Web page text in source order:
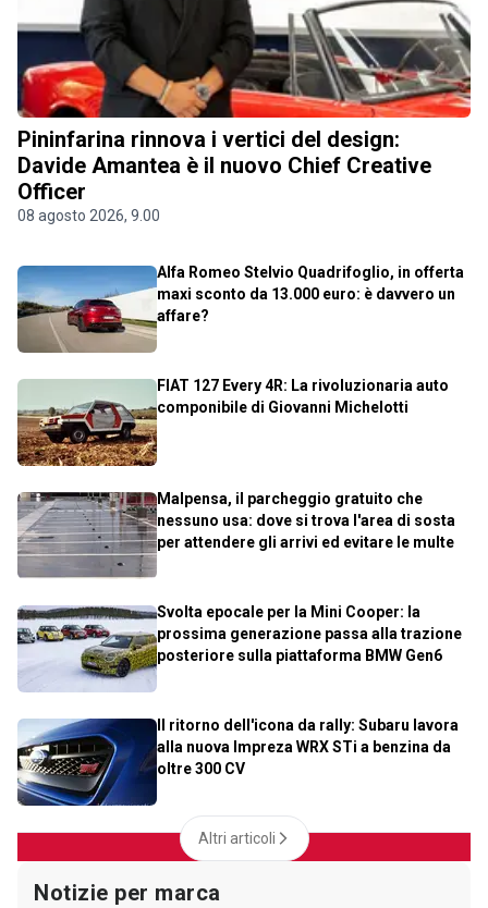
Pininfarina rinnova i vertici del design:
Davide Amantea è il nuovo Chief Creative
Officer
08 agosto 2026, 9.00
Alfa Romeo Stelvio Quadrifoglio, in offerta
maxi sconto da 13.000 euro: è davvero un
affare?
FIAT 127 Every 4R: La rivoluzionaria auto
componibile di Giovanni Michelotti
Malpensa, il parcheggio gratuito che
nessuno usa: dove si trova l'area di sosta
per attendere gli arrivi ed evitare le multe
Svolta epocale per la Mini Cooper: la
prossima generazione passa alla trazione
posteriore sulla piattaforma BMW Gen6
Il ritorno dell'icona da rally: Subaru lavora
alla nuova Impreza WRX STi a benzina da
oltre 300 CV
Altri articoli
Notizie per marca